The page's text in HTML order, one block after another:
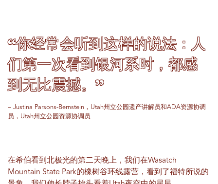
“你经常会听到这样的说法：人
们第一次看到银河系时，都感
到无比震撼。”
– Justina Parsons-Bernstein，Utah州立公园遗产讲解员和ADA资源协调
员，Utah州立公园资源协调员
在希伯看到北极光的第二天晚上，我们在Wasatch
Mountain State Park的橡树谷环线露营，看到了福特所说的